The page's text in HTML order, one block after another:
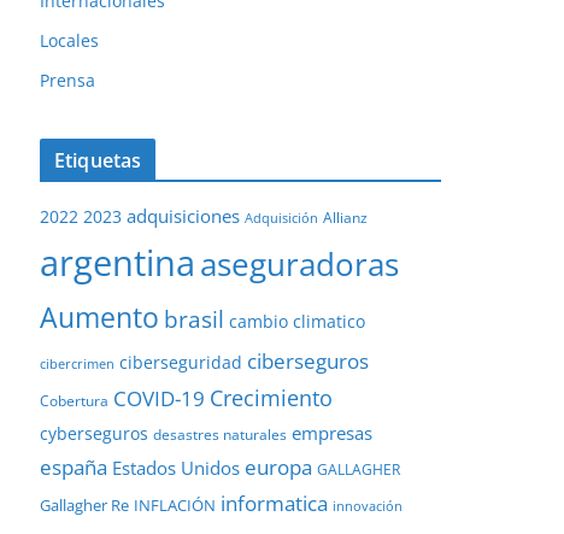
Locales
Prensa
Etiquetas
2022 2023 adquisiciones Adquisición Allianz
argentinaaseguradoras
Aumento brasil cambio climatico
cibercrimen ciberseguridad ciberseguros
Cobertura COVID-19 Crecimiento
cyberseguros desastres naturales empresas
españa Estados Unidos europa GALLAGHER
Gallagher Re INFLACIÓN informatica innovación